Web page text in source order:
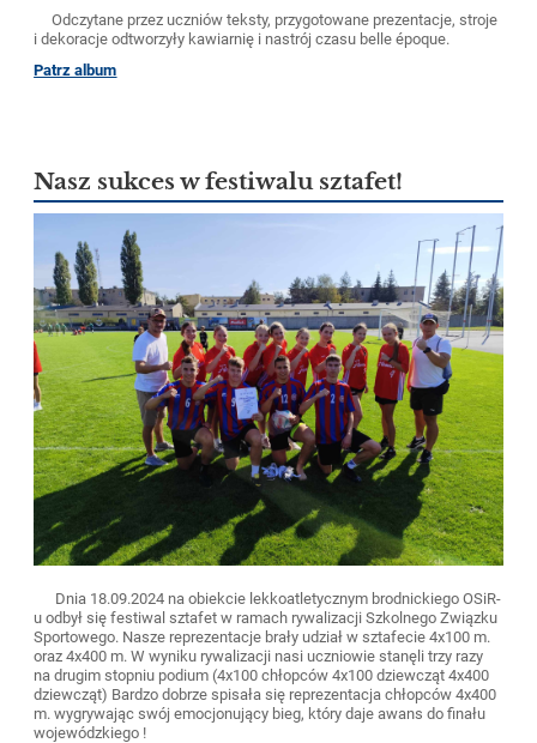
Odczytane przez uczniów teksty, przygotowane prezentacje, stroje
i dekoracje odtworzyły kawiarnię i nastrój czasu belle époque.
Patrz album
Nasz sukces w festiwalu sztafet!
Dnia 18.09.2024 na obiekcie lekkoatletycznym brodnickiego OSiR-
u odbył się festiwal sztafet w ramach rywalizacji Szkolnego Związku
Sportowego. Nasze reprezentacje brały udział w sztafecie 4x100 m.
oraz 4x400 m. W wyniku rywalizacji nasi uczniowie stanęli trzy razy
na drugim stopniu podium (4x100 chłopców 4x100 dziewcząt 4x400
dziewcząt) Bardzo dobrze spisała się reprezentacja chłopców 4x400
m. wygrywając swój emocjonujący bieg, który daje awans do finału
wojewódzkiego !